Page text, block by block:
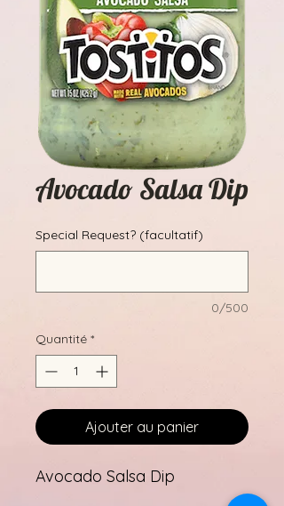
Avocado Salsa Dip
Special Request? (facultatif)
0/500
Quantité *
Ajouter au panier
Avocado Salsa Dip